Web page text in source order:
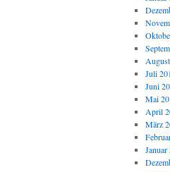
Juli
Juni
Mai
April
März
Januar